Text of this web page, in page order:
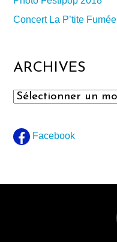
Concert La P’tite Fumée
ARCHIVES
Archives
Facebook